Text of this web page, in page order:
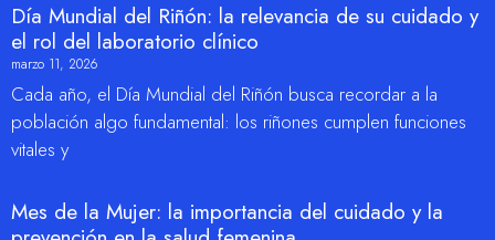
Día Mundial del Riñón: la relevancia de su cuidado y
el rol del laboratorio clínico
marzo 11, 2026
Cada año, el Día Mundial del Riñón busca recordar a la
población algo fundamental: los riñones cumplen funciones
vitales y
Mes de la Mujer: la importancia del cuidado y la